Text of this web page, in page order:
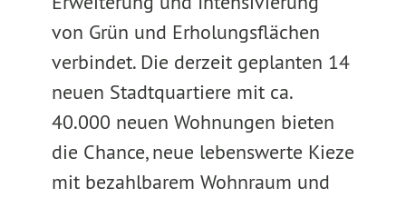
von Grün und Erholungsflächen
verbindet. Die derzeit geplanten 14
neuen Stadtquartiere mit ca.
40.000 neuen Wohnungen bieten
die Chance, neue lebenswerte Kieze
mit bezahlbarem Wohnraum und